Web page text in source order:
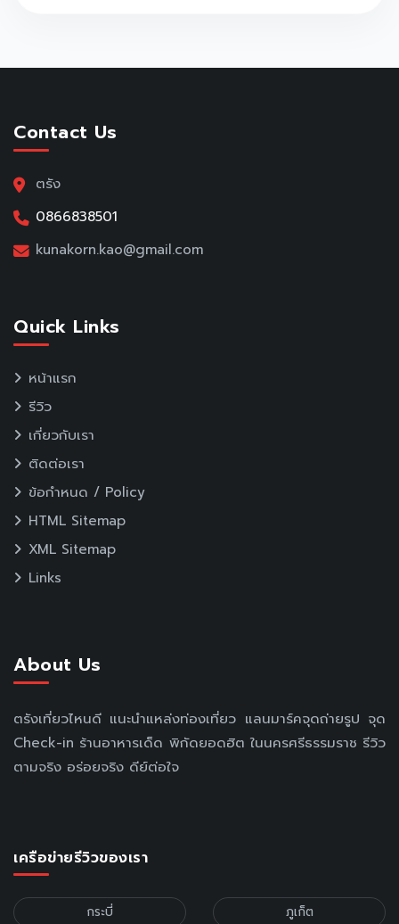
Contact Us
ตรัง
0866838501
kunakorn.kao@gmail.com
Quick Links
หน้าแรก
รีวิว
เกี่ยวกับเรา
ติดต่อเรา
ข้อกำหนด / Policy
HTML Sitemap
XML Sitemap
Links
About Us
ตรังเที่ยวไหนดี แนะนำแหล่งท่องเที่ยว แลนมาร์คจุดถ่ายรูป จุด
Check-in ร้านอาหารเด็ด พิกัดยอดฮิต ในนครศรีธรรมราช รีวิว
ตามจริง อร่อยจริง ดีย์ต่อใจ
เครือข่ายรีวิวของเรา
กระบี่ ภูเก็ต